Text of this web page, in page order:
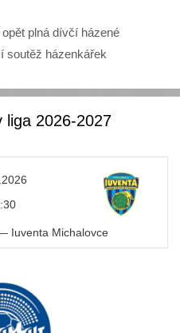
plná dívčí házené
soutěž házenkářek
2026-2027
Iuventa Michalovce